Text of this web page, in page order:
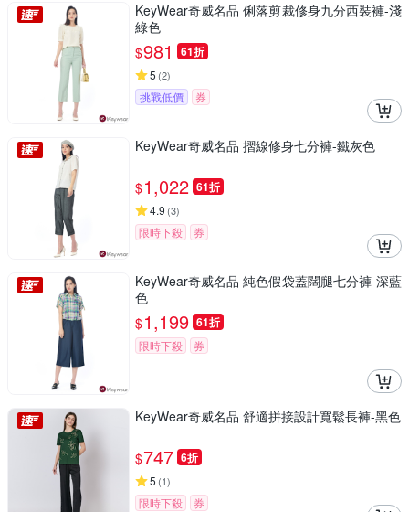
KeyWear奇威名品 俐落剪裁修身九分西裝褲-淺
綠色
$981 61折
5 (2)
挑戰低價 券
KeyWear奇威名品 摺線修身七分褲-鐵灰色
$1,022 61折
4.9 (3)
限時下殺 券
KeyWear奇威名品 純色假袋蓋闊腿七分褲-深藍
色
$1,199 61折
限時下殺 券
KeyWear奇威名品 舒適拼接設計寬鬆長褲-黑色
$747 6折
5 (1)
限時下殺 券